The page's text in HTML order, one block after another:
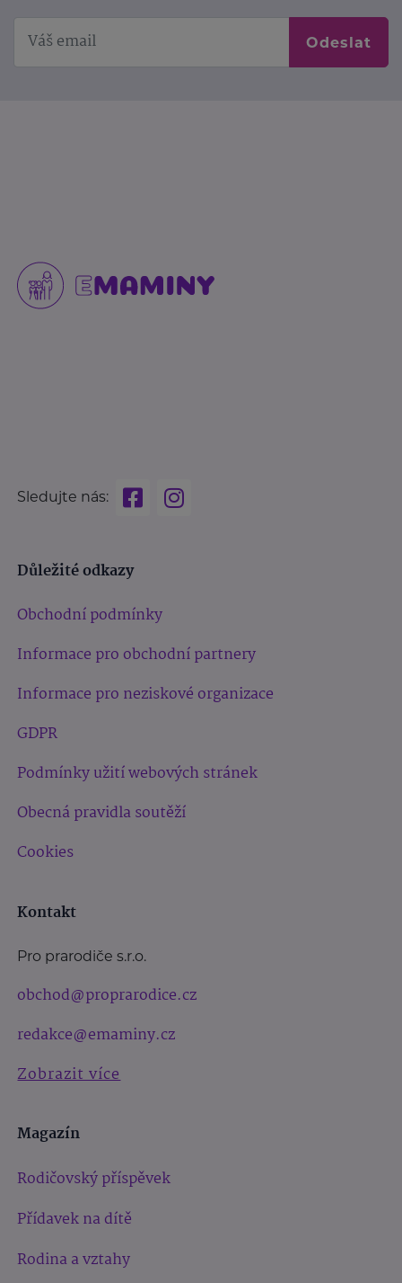
Odeslat
Sledujte nás:
Důležité odkazy
Obchodní podmínky
Informace pro obchodní partnery
Informace pro neziskové organizace
GDPR
Podmínky užití webových stránek
Obecná pravidla soutěží
Cookies
Kontakt
Pro prarodiče s.r.o.
obchod@proprarodice.cz
redakce@emaminy.cz
Zobrazit více
Magazín
Rodičovský příspěvek
Přídavek na dítě
Rodina a vztahy